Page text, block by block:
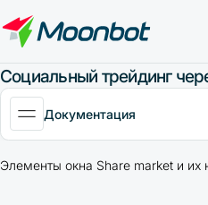
MoonBonus
Дополнительно
Книга
Социальный трейдинг
Документация
Элементы окна Share market и их